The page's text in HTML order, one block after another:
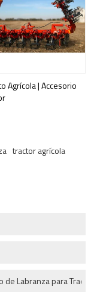
Agrícola | Accesorio
tractor agrícola